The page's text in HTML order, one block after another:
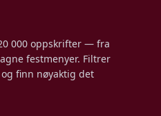
000 oppskrifter — fra
festmenyer. Filtrer
finn nøyaktig det